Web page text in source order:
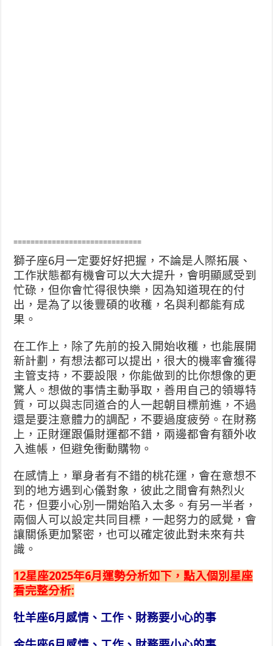
==============================
獅子座6月一定要好好把握，不論是人際拓展、
工作狀態都有機會可以大大提升，會明顯感受到
忙碌，但你會忙得很快樂，因為知道現在的付
出，是為了以後豐碩的收穫，名與利都能有成
果。
在工作上，除了先前的投入開始收穫，也能展開
新計劃，有想法都可以提出，很大的機率會獲得
主管支持，不要設限，你能做到的比你想像的更
驚人。想做的事情主動爭取，善用自己的領導特
質，可以與志同道合的人一起朝目標前進，不過
還是要注意體力的調配，不要過度疲勞。在財務
上，正財運跟偏財運都不錯，兩邊都會有額外收
入進帳，但避免衝動購物。
在感情上，單身者有不錯的桃花運，會在意想不
到的地方遇到心儀對象，彼此之間會有熱烈火
花，但要小心別一開始陷入太多。有另一半者，
兩個人可以設定共同目標，一起努力的感覺，會
讓關係更加緊密，也可以確定彼此對未來有共
識。
12星座2025年6月運勢分析如下，點入個別星座
看完整分析:
牡羊座6月感情、工作、財務要小心的事